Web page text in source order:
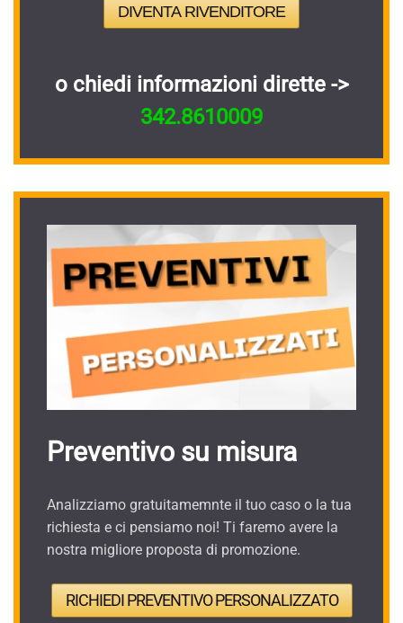
DIVENTA RIVENDITORE
o chiedi informazioni dirette ->
342.8610009
Preventivo su misura
Analizziamo gratuitamemnte il tuo caso o la tua
richiesta e ci pensiamo noi! Ti faremo avere la
nostra migliore proposta di promozione.
RICHIEDI PREVENTIVO PERSONALIZZATO